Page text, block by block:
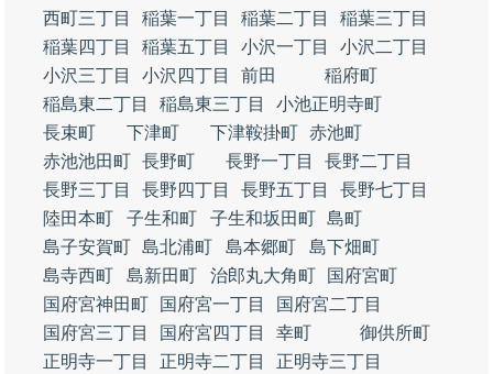
西町三丁目
稲葉一丁目 稲葉二丁目
稲葉三丁目
稲葉四丁目
稲葉五丁目 小沢一丁目
小沢二丁目
小沢三丁目
小沢四丁目 前田
稲府町
稲島東二丁目
稲島東三丁目
小池正明寺町
長束町
下津町 下津鞍掛町 赤池町
赤池池田町 長野町 長野一丁目
長野二丁目
長野三丁目
長野四丁目 長野五丁目
長野七丁目
陸田本町
子生和町 子生和坂田町 島町
島子安賀町 島北浦町 島本郷町
島下畑町
島寺西町
島新田町 治郎丸大角町
国府宮町
国府宮神田町
国府宮一丁目
国府宮二丁目
国府宮三丁目
国府宮四丁目 幸町
御供所町
正明寺一丁目
正明寺二丁目
正明寺三丁目